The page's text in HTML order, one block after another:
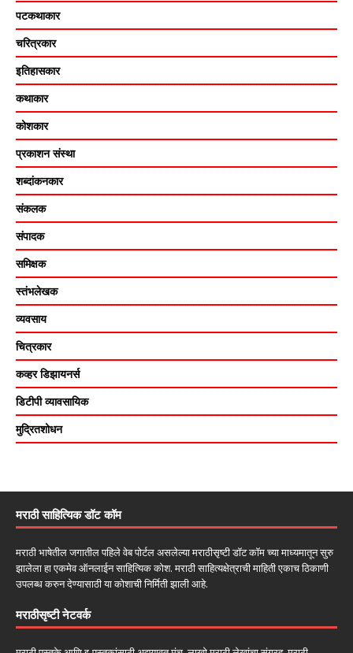
पटकथाकार
चरित्रकार
इतिहासकार
कथाकार
कोशकार
प्रकाशन संस्था
शब्दांकनकार
संकलक
संपादक
समिक्षक
स्तंभलेखक
व्यवसाय
चित्रकार
कव्हर डिझायनर्स
डिटीपी व्यावसायिक
मुद्रितशोधन
मराठी साहित्यिक डॉट कॉम
मराठी भाषेतील जगातील पहिले वेब पोर्टल असलेल्या मराठीसृष्टी डॉट कॉम च्या माध्यमातून सुरु
झालेला हा एकमेव ऑनलाईन साहित्यिक कोश. मराठी साहित्यक्षेत्राची माहिती एकाच ठिकाणी
उपलब्ध करुन देण्यासाठी या कोशाची निर्मिती झाली आहे.
मराठीसृष्टी नेटवर्क